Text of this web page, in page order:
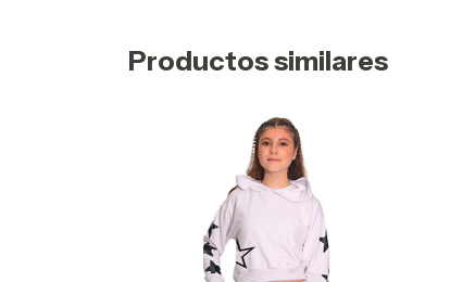
Productos similares